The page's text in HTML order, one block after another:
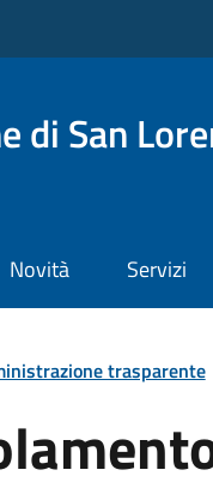
di San
Novità Servizi
trasparente